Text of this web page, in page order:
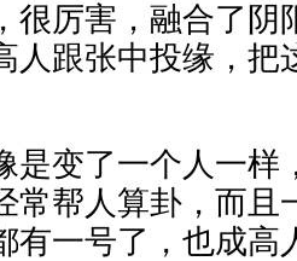
很厉害，融合了阴
人跟张中投缘，把
是变了一个人一样
常帮人算卦，而且
有一号了，也成高